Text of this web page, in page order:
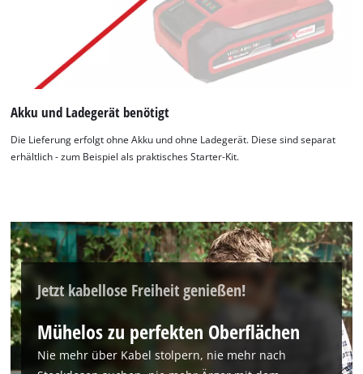
Akku und Ladegerät benötigt
Die Lieferung erfolgt ohne Akku und ohne Ladegerät. Diese sind separat
erhältlich - zum Beispiel als praktisches Starter-Kit.
Jetzt kabellose Freiheit genießen!
Mühelos zu perfekten Oberflächen
Nie mehr über Kabel stolpern, nie mehr nach